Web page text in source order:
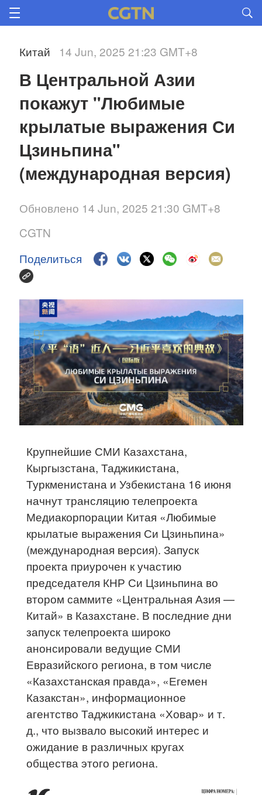
Китай 14 Jun, 2025 21:23 GMT+8
В Центральной Азии
покажут "Любимые
крылатые выражения Си
Цзиньпина"
(международная версия)
Обновлено 14 Jun, 2025 21:30 GMT+8
CGTN
Поделиться
Крупнейшие СМИ Казахстана,
Кыргызстана, Таджикистана,
Туркменистана и Узбекистана 16 июня
начнут трансляцию телепроекта
Медиакорпорации Китая «Любимые
крылатые выражения Си Цзиньпина»
(международная версия). Запуск
проекта приурочен к участию
председателя КНР Си Цзиньпина во
втором саммите «Центральная Азия —
Китай» в Казахстане. В последние дни
запуск телепроекта широко
анонсировали ведущие СМИ
Евразийского региона, в том числе
«Казахстанская правда», «Егемен
Казакстан», информационное
агентство Таджикистана «Ховар» и т.
д., что вызвало высокий интерес и
ожидание в различных кругах
общества этого региона.